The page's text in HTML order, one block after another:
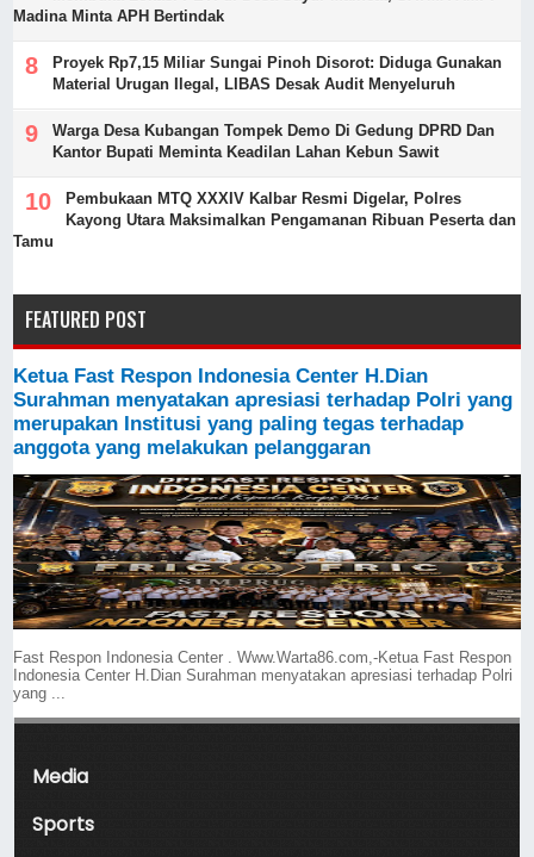
Madina Minta APH Bertindak
Proyek Rp7,15 Miliar Sungai Pinoh Disorot: Diduga Gunakan
Material Urugan Ilegal, LIBAS Desak Audit Menyeluruh
Warga Desa Kubangan Tompek Demo Di Gedung DPRD Dan
Kantor Bupati Meminta Keadilan Lahan Kebun Sawit
Pembukaan MTQ XXXIV Kalbar Resmi Digelar, Polres
Kayong Utara Maksimalkan Pengamanan Ribuan Peserta dan
Tamu
FEATURED POST
Ketua Fast Respon Indonesia Center H.Dian
Surahman menyatakan apresiasi terhadap Polri yang
merupakan Institusi yang paling tegas terhadap
anggota yang melakukan pelanggaran
Fast Respon Indonesia Center . Www.Warta86.com,-Ketua Fast Respon
Indonesia Center H.Dian Surahman menyatakan apresiasi terhadap Polri
yang ...
Media
Sports